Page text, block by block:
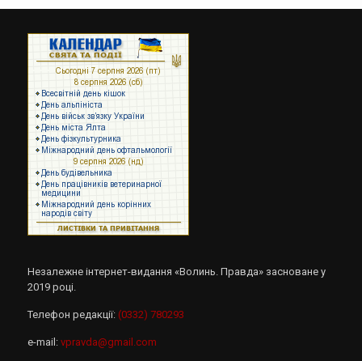
Незалежне інтернет-видання «Волинь. Правда» засноване у
2019 році.
Телефон редакції: (0332) 780293
e-mail: vpravda@gmail.com